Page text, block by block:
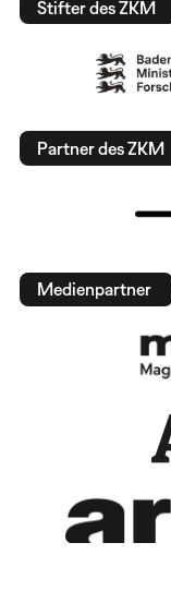
Stifter des ZKM
Partner des ZKM
Medienpartner